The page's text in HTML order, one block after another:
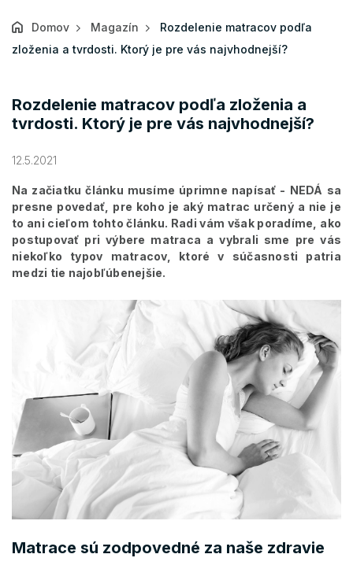
Domov Magazín
Rozdelenie matracov podľa
zloženia a tvrdosti. Ktorý je pre vás najvhodnejší?
Rozdelenie matracov podľa zloženia a
tvrdosti. Ktorý je pre vás najvhodnejší?
12.5.2021
Na začiatku článku musíme úprimne napísať - NEDÁ sa
presne povedať, pre koho je aký matrac určený a nie je
to ani cieľom tohto článku. Radi vám však poradíme, ako
postupovať pri výbere matraca a vybrali sme pre vás
niekoľko typov matracov, ktoré v súčasnosti patria
medzi tie najobľúbenejšie.
Matrace sú zodpovedné za naše zdravie